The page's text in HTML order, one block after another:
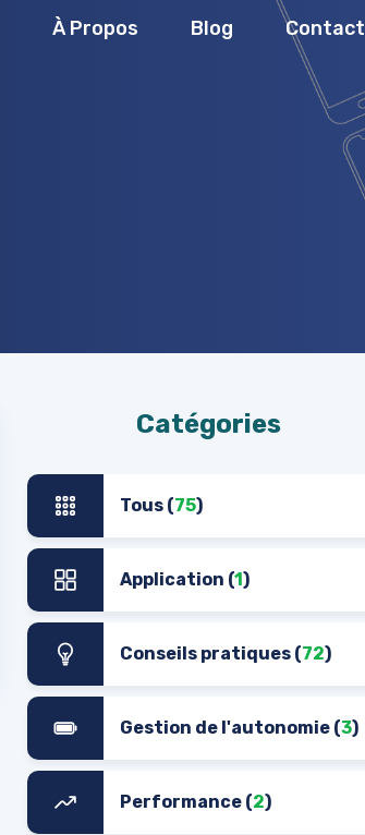
À Propos Blog Contact
Catégories
Tous (75)
Application (1)
Conseils pratiques (72)
Gestion de l'autonomie (3)
Performance (2)